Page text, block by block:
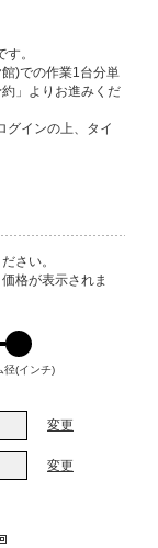
。
)での作業1台分単
」よりお進みくだ
グインの上、タイ
さい。
格が表示されま
径(インチ)
変更
変更